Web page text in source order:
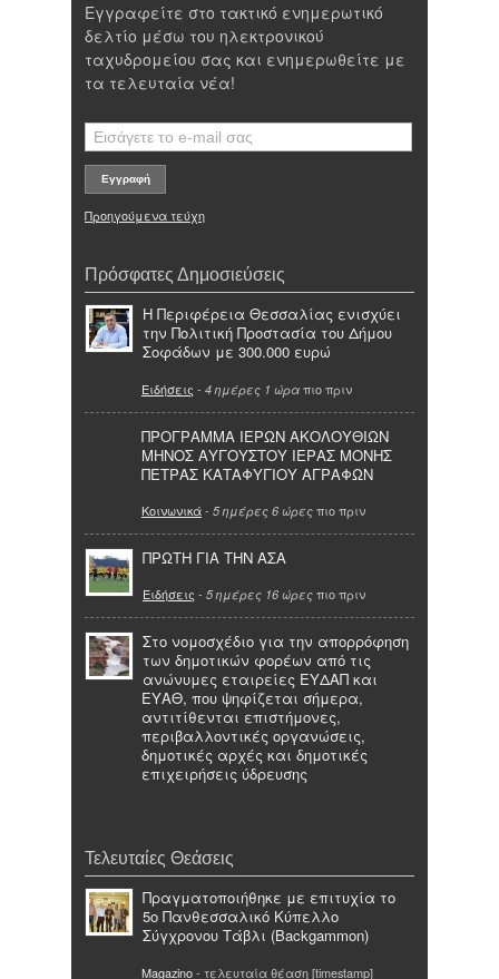
Εγγραφείτε στο τακτικό ενημερωτικό
δελτίο μέσω του ηλεκτρονικού
ταχυδρομείου σας και ενημερωθείτε με
τα τελευταία νέα!
Προηγούμενα τεύχη
Πρόσφατες Δημοσιεύσεις
Η Περιφέρεια Θεσσαλίας ενισχύει
την Πολιτική Προστασία του Δήμου
Σοφάδων με 300.000 ευρώ
Ειδήσεις - 4 ημέρες 1 ώρα πιο πριν
ΠΡΟΓΡΑΜΜΑ ΙΕΡΩΝ ΑΚΟΛΟΥΘΙΩΝ
ΜΗΝΟΣ ΑΥΓΟΥΣΤΟΥ ΙΕΡΑΣ ΜΟΝΗΣ
ΠΕΤΡΑΣ ΚΑΤΑΦΥΓΙΟΥ ΑΓΡΑΦΩΝ
Κοινωνικά- 5 ημέρες 6 ώρες πιο πριν
ΠΡΩΤΗ ΓΙΑ ΤΗΝ ΑΣΑ
Ειδήσεις - 5 ημέρες 16 ώρες πιο πριν
Στο νομοσχέδιο για την απορρόφηση
των δημοτικών φορέων από τις
ανώνυμες εταιρείες ΕΥΔΑΠ και
ΕΥΑΘ, που ψηφίζεται σήμερα,
αντιτίθενται επιστήμονες,
περιβαλλοντικές οργανώσεις,
δημοτικές αρχές και δημοτικές
επιχειρήσεις ύδρευσης
Τελευταίες Θεάσεις
Πραγματοποιήθηκε με επιτυχία το
5ο Πανθεσσαλικό Κύπελλο
Σύγχρονου Τάβλι (Backgammon)
Magazino- τελευταία θέαση [timestamp]